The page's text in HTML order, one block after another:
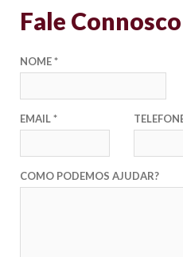
Fale Connosco
NOME*
EMAIL*
COMO PODEMOS AJUDAR?